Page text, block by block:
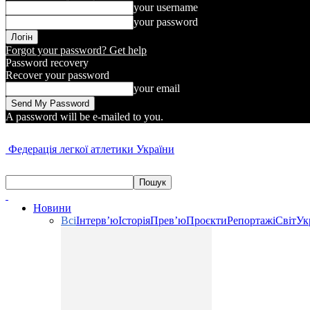
your username
your password
Forgot your password? Get help
Password recovery
Recover your password
your email
A password will be e-mailed to you.
Федерація легкої атлетики України
Новини
ВсіІнтерв’юІсторіяПрев’юПроєктиРепортажіСвіт